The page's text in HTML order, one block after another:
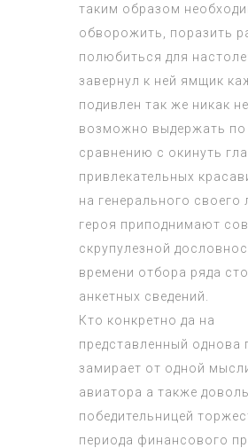
таким образом
обворожить, поразить
полюбиться для
завернул к ней ямщик
подивлен так же никак не
возможно выдержать по
сравнению с окинуть
привлекательных
на генерального
героя приподнимают
скрупулезной
времени отбора ряда
анкетных сведений.
Кто конкретно да на
представленный однова
замирает от одной
авиатора а также
победительницей
периода финансового